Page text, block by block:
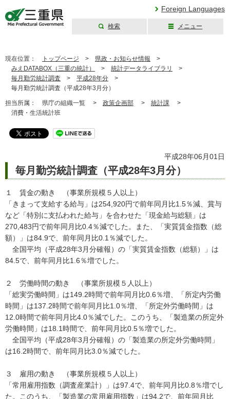
Foreign Languages
検索 メニュー
現在位置： トップページ > 県政・お知らせ情報 >
みえDATABOX（三重の統計）
> 統計データライブラリ
>
毎月勤労統計調査 > 平成28年分 >
毎月勤労統計調査（平成28年3月分）
担当所属： 県庁の組織一覧 > 政策企画部 > 統計課 >
消費・生活統計班
平成28年06月01日
毎月勤労統計調査（平成28年3月分）
１ 賃金の動き （事業所規模５人以上）
「きまって支給する給与」は254,920円で前年同月比1.5％減、賞与
など「特別に支払われた給与」を合わせた「現金給与総額」は
270,483円で前年同月比0.4％減でした。また、「実質賃金指数（総
額）」は84.9で、前年同月比0.1％減でした。
全国平均（平成28年3月分確報）の「実質賃金指数（総額）」は
84.5で、前年同月比1.6％増でした。
２ 労働時間の動き （事業所規模５人以上）
「総実労働時間」は149.2時間で前年同月比0.6％増、「所定内労働
時間」は137.2時間で前年同月比1.0％増、「所定外労働時間」は
12.0時間で前年同月比4.0％減でした。このうち、「製造業の所定外
労働時間」は18.1時間で、前年同月比0.5％増でした。
全国平均（平成28年3月分確報）の「製造業の所定外労働時間」
は16.2時間で、前年同月比3.0％減でした。
３ 雇用の動き （事業所規模５人以上）
「常用雇用指数（調査産業計）」は97.4で、前年同月比0.8％増でし
た。このうち、「製造業の常用雇用指数」は94.2で、前年同月比